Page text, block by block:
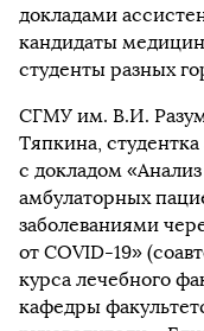
докладами
кандидаты
студенты разных
СГМУ им. В.И.
Тяпкина, студентка
с докладом
амбулаторных
заболеваниями
от COVID-19»
курса лечебного
кафедры